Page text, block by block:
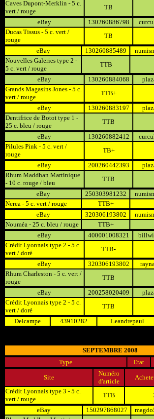
Caves Dupont-Merklin - 5 c.
vert / rouge
TB
eBay
130260886798
Ducas Tissus - 5 c. vert /
rouge
TB
eBay
130260885489
Nouvelles Galeries type 2 -
5 c. vert / rouge
TTB
eBay
130260884068
Grands Magasins Jones - 5 c.
vert / rouge
TTB+
eBay
130260883197
Dentifrice de Botot type 1 -
25 c. bleu / rouge
TTB
eBay
130260882412
Pilules Pink - 5 c. vert /
rouge
TB+
eBay
200260442393
Rhum Maddhan Martinique
- 10 c. rouge / bleu
TTB
eBay
250303981232
Nerea - 5 c. vert / rouge
TTB+
eBay
320306193802
Nouméa - 25 c. bleu / rouge
TTB+
eBay
400001008321
Crédit Lyonnais type 2 - 5 c.
vert / doré
TTB-
eBay
320306193802
Rhum Charleston - 5 c. vert /
rouge
TTB
eBay
200258020409
Crédit Lyonnais type 2 - 5 c.
vert / doré
TTB
Delcampe
43910282 Leandrepaul
SEPTEMBRE 2008
Type
Etat
Site
Numéro
d'article
Crédit Lyonnais type 3 - 5 c.
vert / rouge
TTB
eBay
150297868027